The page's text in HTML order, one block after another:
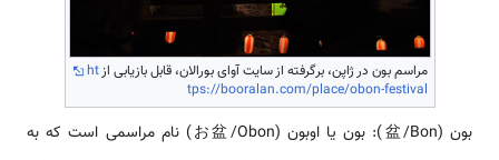
مراسم بون در ژاپن، برگرفته از سایت آوای بورالان، قابل بازیابی ازht
tps://booralan.com/place/obon-festival
بون (盆/Bon): بون یا اوبون (お盆/Obon) نام مراسمی است که به